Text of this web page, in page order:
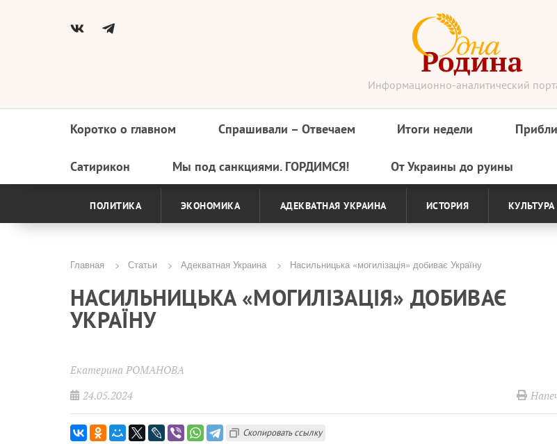
Информационно-аналитический
Основная
навигация
Коротко о главном Спрашивали – Отвечаем Итоги недели
Сатирикон Мы под санкциями. ГОРДИМСЯ! От Украины до руины
ПОЛИТИКА ЭКОНОМИКА АДЕКВАТНАЯ УКРАИНА ИСТОРИЯ КУЛЬТУРА
Строка
навигации
Главная Статьи Адекватная Украина Насильницька «могилізація» добиває Україну
НАСИЛЬНИЦЬКА «МОГИЛІЗАЦІЯ» ДОБИВАЄ
УКРАЇНУ
Екатерина РОМАНОВА
24.05.2024
Скопировать ссылку